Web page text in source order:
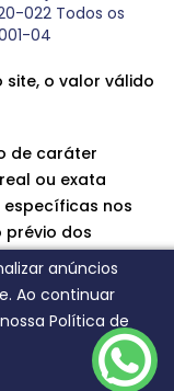
anúncios
Ao continuar
Política de
022 Todos os
04
site, o valor válido
de caráter
ou exata
nos
dos
produtos